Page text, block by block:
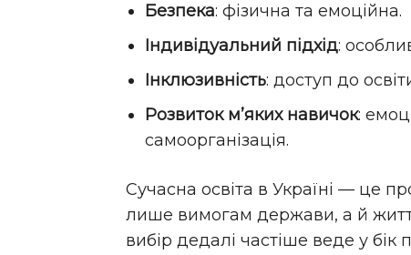
Безпека: фізична та емоційна.
Індивідуальний підхід:
Інклюзивність: доступ до
Розвиток м’яких навичок:
самоорганізація.
Сучасна освіта в Україні — це
лише вимогам держави, а й
вибір дедалі частіше веде у бік